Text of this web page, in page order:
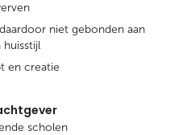
niet gebonden aan
huisstijl
en creatie
scholen